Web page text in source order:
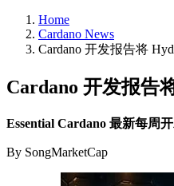
Home
Cardano News
Cardano 开发报告将
Cardano 开发报告
Essential Cardano 最新每周
By SongMarketCap